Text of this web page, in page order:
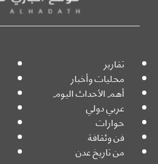
تقارير
محليات وأخبار
أهم الأحداث اليوم
عربي دولي
حوارات
فن وثقافة
من تاريخ عدن